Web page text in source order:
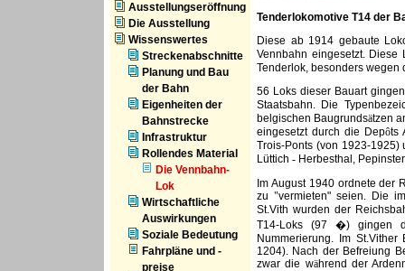
Ausstellungseröffnung
Die Ausstellung
Wissenswertes
Streckenabschnitte
Planung und Bau
der Bahn
Eigenheiten der
Bahnstrecke
Infrastruktur
Rollendes Material
Die Vennbahn-
Lok
Wirtschaftliche
Auswirkungen
Soziale Bedeutung
Fahrpläne und -
preise
Tenderlokomotive T14 der
Diese ab 1914 gebaute
Vennbahn eingesetzt.
Tenderlok, besonders wegen
56 Loks dieser Bauart
Staatsbahn. Die
belgischen Baugrund­sätzen
eingesetzt durch die Depôts
Trois-Ponts (von 1923-1925)
Lüttich - Herbesthal,
Im August 1940 ordnete der
zu"vermieten" seien. Die
St.Vith wurden der
T14-Loks (97 �) gingen
Nummerierung. Im
1204). Nach der Befreiung
zwar die während der